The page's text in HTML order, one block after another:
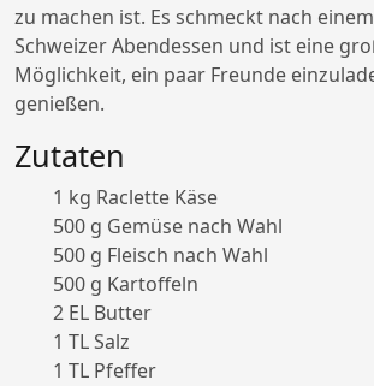
zu machen ist. Es schmeckt nach
Schweizer Abendessen und ist eine
Möglichkeit, ein paar Freunde
genießen.
Zutaten
1 kg Raclette Käse
500 g Gemüse nach Wahl
500 g Fleisch nach Wahl
500 g Kartoffeln
2 EL Butter
1 TL Salz
1 TL Pfeffer